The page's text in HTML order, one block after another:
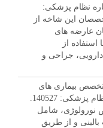
نظام پزشکی:
متخصصان این شاخه از
عارضه های
از
دارویی، جراحی و
بیماری های
نورولوژی، شامل
بالینی و از طریق